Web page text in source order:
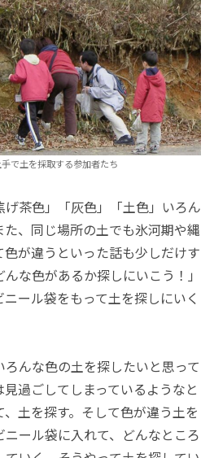
で土を採取する参加者たち
げ茶色」「灰色」「土色」いろん
、同じ場所の土でも氷河期や縄
が違うといった話も少しだけす
な色があるか探しにいこう！」
ール袋をもって土を探しにいく
んな色の土を探したいと思って
過ごしてしまっているようなと
土を探す。そして色が違う土を
ール袋に入れて、どんなところ